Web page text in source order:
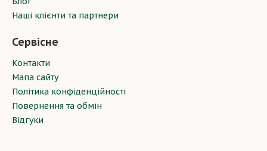
Наші клієнти та партнери
Сервісне
Контакти
Мапа сайту
Політика конфіденційності
Повернення та обмін
Відгуки